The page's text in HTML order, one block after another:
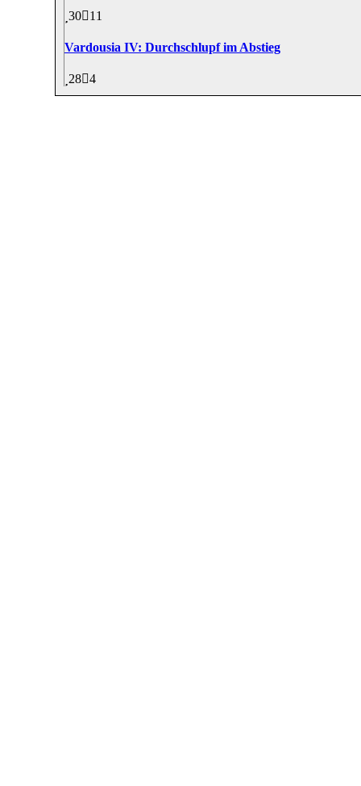
30 11
Vardousia IV: Durchschlupf im Abstieg
28 4